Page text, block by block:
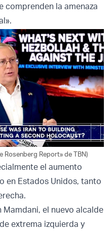
comprenden la amenaza
Rosenberg Report» de TBN)
el aumento
en Estados Unidos, tanto
el nuevo alcalde
extrema izquierda y